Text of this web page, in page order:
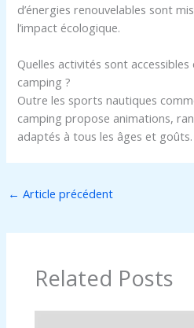
d’énergies renouvelables sont
l’impact écologique.
Quelles activités sont
camping ?
Outre les sports nautiques
camping propose animations,
adaptés à tous les âges et goûts.
← Article précédent
Related Posts